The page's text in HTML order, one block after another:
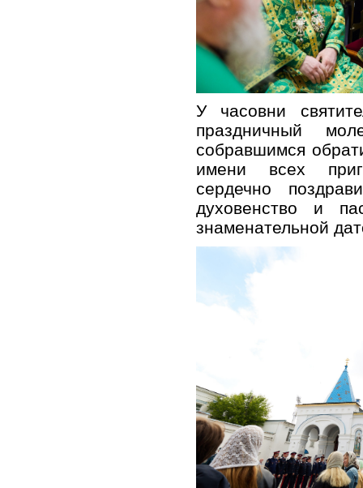
У часовни
праздничный
собравшимся
имени всех
сердечно
духовенство и
знаменательной